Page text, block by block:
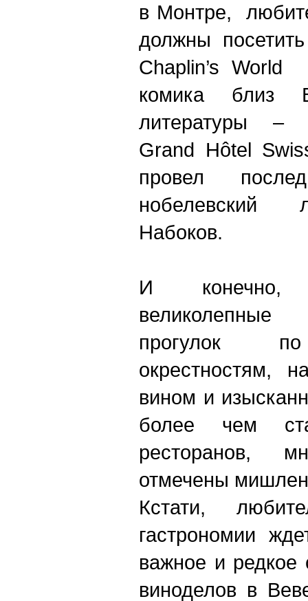
в Монтре,
должны
Chaplin’s World
комика близ
литературы –
Grand Hôtel
провел
нобелевский
Набоков.
И конечно,
прогулок
окрестностям,
вином и
более чем ста
ресторанов,
отмечены
Кстати,
гастрономии
важное и редкое
виноделов в